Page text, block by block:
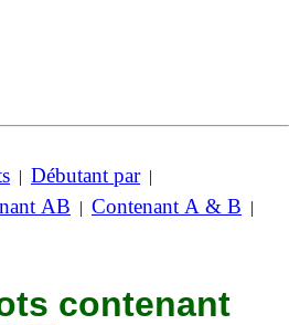
| Débutant par|
AB | Contenant A & B |
contenant